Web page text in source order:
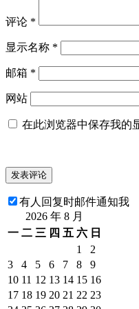
评论 *
显示名称 *
邮箱 *
网站
在此浏览器中保存我的
有人回复时邮件通知我
2026 年 8 月
一 二 三 四 五 六 日
1
2
3
4 5 6 7 8
9
10 11 12 13 14 15 16
17 18 19 20 21 22 23